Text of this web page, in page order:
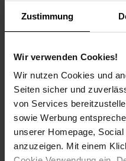
Zustimmung
Wir verwenden Cookies!
Wir nutzen Cookies und
Seiten sicher und
von Services
sowie Werbung
unserer Homepage,
anzuzeigen. Mit einem
Lieblingsfarbe? Bunt! Die
Farbmix machen nicht nur
dazu bei, dass es in
sie sich zudem
wirken nicht zuletzt als
smart.
Artikeldetails:
Durchmesser: ca. 8 cm
Höhe: ca. 11 cm
Inhalt: ca. 475 ml
Material: Glas